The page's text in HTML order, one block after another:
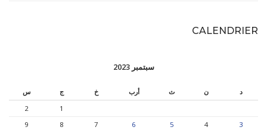
CALENDRIER
سبتمبر 2023
د ن ث أرب خ ج
س
1
2
3
4
5
6
7
8
9